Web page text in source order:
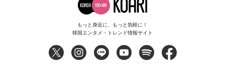
もっと身近に、もっと気軽に！
韓国エンタメ・トレンド情報サイト